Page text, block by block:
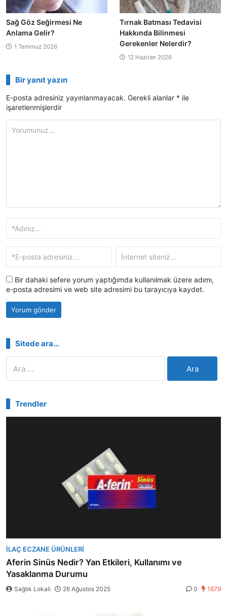
Sağ Göz Seğirmesi Ne
Anlama Gelir?
1 Temmuz 2026
Tırnak Batması Tedavisi
Hakkında Bilinmesi
Gerekenler Nelerdir?
12 Haziran 2026
Bir yanıt yazın
E-posta adresiniz yayınlanmayacak. Gerekli alanlar * ile
işaretlenmişlerdir
Bir dahaki sefere yorum yaptığımda kullanılmak üzere adımı,
e-posta adresimi ve web site adresimi bu tarayıcıya kaydet.
Sitede ara…
Trendler
İLAÇ ECZANE ÜRÜNLERI
Aferin Sinüs Nedir? Yan Etkileri, Kullanımı ve
Yasaklanma Durumu
Sağlık Lokali 26 Ağustos 2025 0 1679